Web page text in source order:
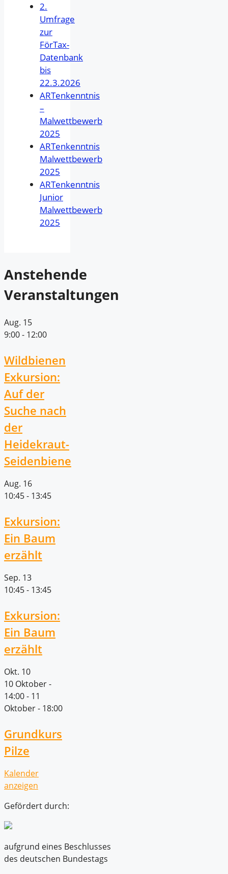
2.
Umfrage
zur
FörTax-
Datenbank
bis
22.3.2026
ARTenkenntnis
–
Malwettbewerb
2025
ARTenkenntnis
Malwettbewerb
2025
ARTenkenntnis
Junior
Malwettbewerb
2025
Anstehende
Veranstaltungen
Aug. 15
9:00- 12:00
Wildbienen
Exkursion:
Auf der
Suche nach
der
Heidekraut-
Seidenbiene
Aug. 16
10:45- 13:45
Exkursion:
Ein Baum
erzählt
Sep. 13
10:45- 13:45
Exkursion:
Ein Baum
erzählt
Okt. 10
10 Oktober -
14:00- 11
Oktober - 18:00
Grundkurs
Pilze
Kalender
anzeigen
Gefördert durch:
aufgrund eines Beschlusses
des deutschen Bundestags